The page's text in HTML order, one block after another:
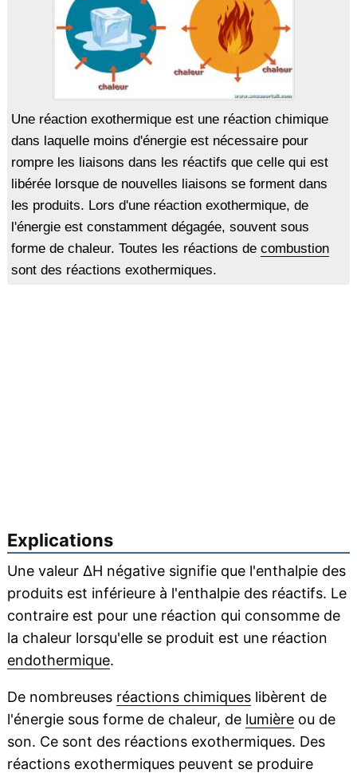
Une réaction exothermique est une réaction chimique
dans laquelle moins d'énergie est nécessaire pour
rompre les liaisons dans les réactifs que celle qui est
libérée lorsque de nouvelles liaisons se forment dans
les produits. Lors d'une réaction exothermique, de
l'énergie est constamment dégagée, souvent sous
forme de chaleur. Toutes les réactions de combustion
sont des réactions exothermiques.
Explications
Une valeur ΔH négative signifie que l'enthalpie des
produits est inférieure à l'enthalpie des réactifs. Le
contraire est pour une réaction qui consomme de
la chaleur lorsqu'elle se produit est une réaction
endothermique.
De nombreuses réactions chimiqueslibèrent de
l'énergie sous forme de chaleur, de lumièreou de
son. Ce sont des réactions exothermiques. Des
réactions exothermiques peuvent se produire